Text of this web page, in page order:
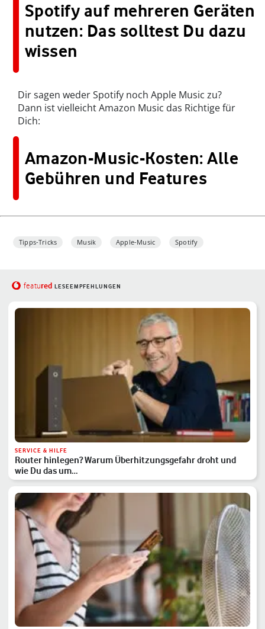
Spotify auf mehreren Geräten
nutzen: Das solltest Du dazu
wissen
Dir sagen weder Spotify noch Apple Music zu?
Dann ist vielleicht Amazon Music das Richtige für
Dich:
Amazon-Music-Kosten: Alle
Gebühren und Features
Tipps-Tricks Musik Apple-Music Spotify
featured LESEEMPFEHLUNGEN
SERVICE & HILFE
Router hinlegen? Warum Überhitzungsgefahr droht und
wie Du das um…